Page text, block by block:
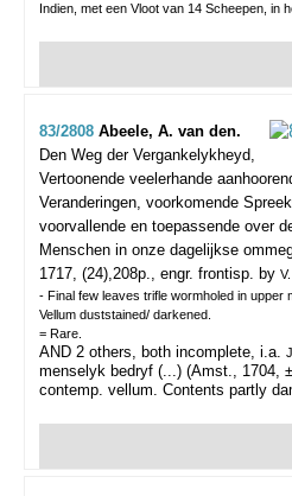
Indien, met een Vloot van 14 Scheepen, in
83/2808 Abeele, A. van den.
Den Weg der Vergankelykheyd,
Vertoonende veelerhande
Veranderingen, voorkomende
voorvallende en toepassende over
Menschen in onze dagelijkse
1717, (24),208p., engr. frontisp. by
- Final few leaves trifle wormholed in upper
Vellum duststained/ darkened.
= Rare.
AND 2 others, both incomplete, i.a. J.
menselyk bedryf (...) (Amst., 1704,
contemp. vellum. Contents partly